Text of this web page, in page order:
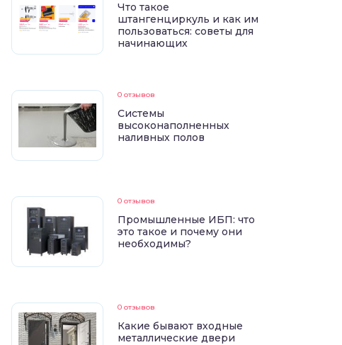
Что такое
штангенциркуль и как им
пользоваться: советы для
начинающих
0 отзывов
Системы
высоконаполненных
наливных полов
0 отзывов
Промышленные ИБП: что
это такое и почему они
необходимы?
0 отзывов
Какие бывают входные
металлические двери